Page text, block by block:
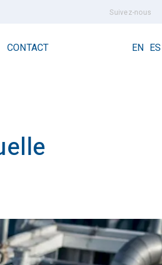
Suivez-nous
Paratonnerre à dispositif d’amorçage
Paratonnerre Prevectron 3
CONTACT EN ES